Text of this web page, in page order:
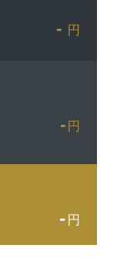
- 円
- 円
- 円